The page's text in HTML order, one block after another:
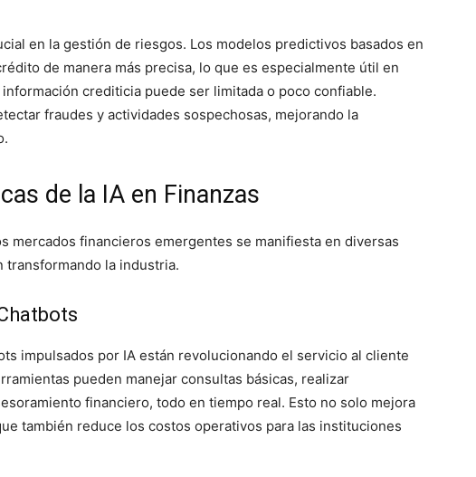
en la gestión de riesgos. Los modelos predictivos basados en
de manera más precisa, lo que es especialmente útil en
crediticia puede ser limitada o poco confiable.
fraudes y actividades sospechosas, mejorando la
de la IA en Finanzas
mercados financieros emergentes se manifiesta en diversas
transformando la industria.
impulsados por IA están revolucionando el servicio al cliente
pueden manejar consultas básicas, realizar
financiero, todo en tiempo real. Esto no solo mejora
también reduce los costos operativos para las instituciones